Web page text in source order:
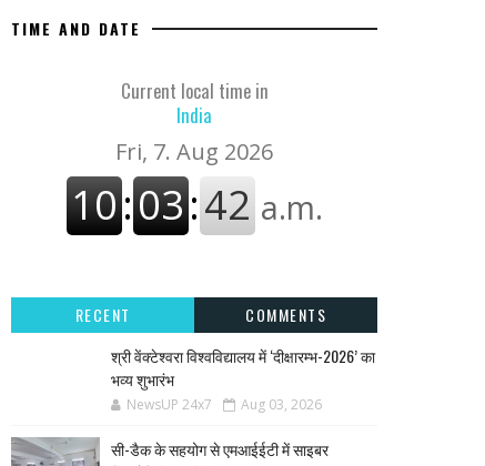
TIME AND DATE
Current local time in
India
RECENT
COMMENTS
श्री वेंक्टेश्वरा विश्वविद्यालय में ‘दीक्षारम्भ-2026’ का
भव्य शुभारंभ
NewsUP 24x7 Aug 03, 2026
सी-डैक के सहयोग से एमआईईटी में साइबर